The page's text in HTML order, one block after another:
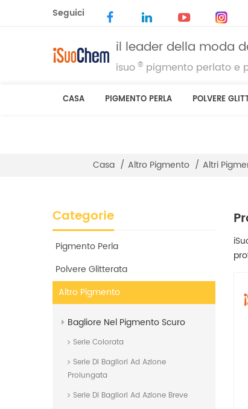
Seguici
il leader della moda
isuo ® pigmento perlato e
CASA PIGMENTO PERLA POLVERE
Casa / Altro Pigmento / Altri
Categorie
Pigmento Perla
Polvere Glitterata
Altro Pigmento
Bagliore Nel Pigmento Scuro
Serie Colorata
Serie Di Bagliori Ad Azione
Prolungata
Serie Di Bagliori Ad Azione Breve